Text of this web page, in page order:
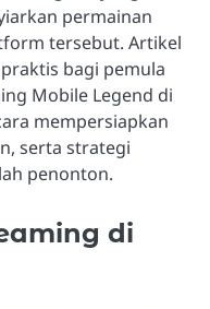
permainan
tersebut. Artikel
bagi pemula
Mobile Legend di
mempersiapkan
serta strategi
penonton.
di